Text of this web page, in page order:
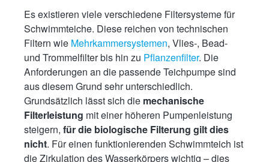
Es existieren viele verschiedene Filtersysteme für
Schwimmteiche. Diese reichen von technischen
Filtern wie Mehrkammersystemen, Vlies-, Bead-
und Trommelfilter bis hin zu Pflanzenfilter. Die
Anforderungen an die passende Teichpumpe sind
aus diesem Grund sehr unterschiedlich.
Grundsätzlich lässt sich die mechanische
Filterleistung mit einer höheren Pumpenleistung
steigern, für die biologische Filterung gilt dies
nicht. Für einen funktionierenden Schwimmteich ist
die Zirkulation des Wasserkörpers wichtig – dies